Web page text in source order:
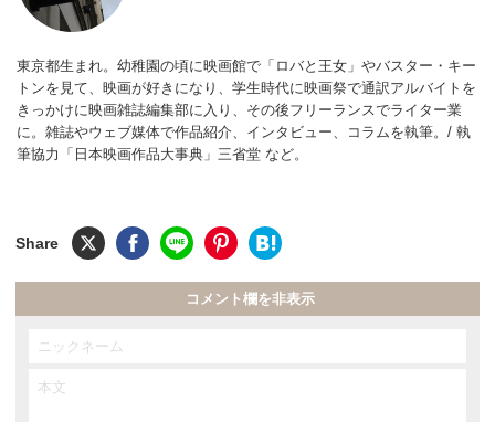
東京都生まれ。幼稚園の頃に映画館で「ロバと王女」やバスター・キー
トンを見て、映画が好きになり、学生時代に映画祭で通訳アルバイトを
きっかけに映画雑誌編集部に入り、その後フリーランスでライター業
に。雑誌やウェブ媒体で作品紹介、インタビュー、コラムを執筆。/ 執
筆協力「日本映画作品大事典」三省堂 など。
コメント欄を非表示